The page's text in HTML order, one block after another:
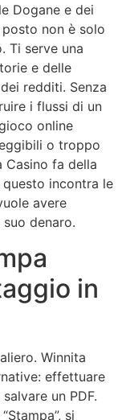
Dogane e dei
non è solo
Ti serve una
e delle
redditi. Senza
i flussi di un
online
o troppo
Casino fa della
incontra le
avere
denaro.
in
Winnita
effettuare
un PDF.
si